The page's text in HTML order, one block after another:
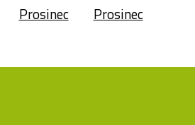
Prosinec
Prosinec